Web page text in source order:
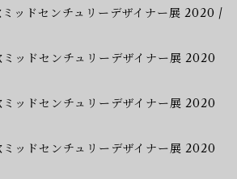
ッドセンチュリーデザイナー展 2020 /
ッドセンチュリーデザイナー展 2020
ッドセンチュリーデザイナー展 2020
ッドセンチュリーデザイナー展 2020